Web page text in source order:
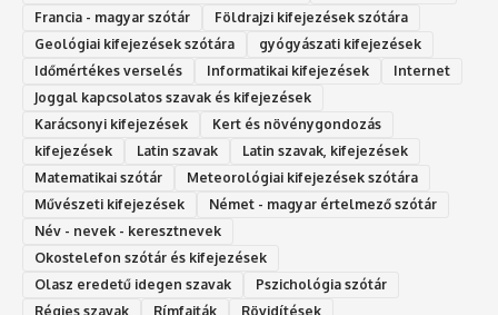
Francia - magyar szótár
Földrajzi kifejezések szótára
Geológiai kifejezések szótára
gyógyászati kifejezések
Időmértékes verselés
Informatikai kifejezések
Internet
Joggal kapcsolatos szavak és kifejezések
Karácsonyi kifejezések
Kert és növénygondozás
kifejezések
Latin szavak
Latin szavak, kifejezések
Matematikai szótár
Meteorológiai kifejezések szótára
Művészeti kifejezések
Német - magyar értelmező szótár
Név - nevek - keresztnevek
Okostelefon szótár és kifejezések
Olasz eredetű idegen szavak
Ps‮gólohciz‬ia s‮átóz‬r
Régies szavak
Rímfajták Rövidítések